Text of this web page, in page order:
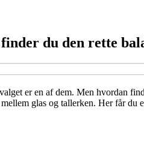
du den rette
er en af dem. Men hvordan
glas og tallerken. Her får